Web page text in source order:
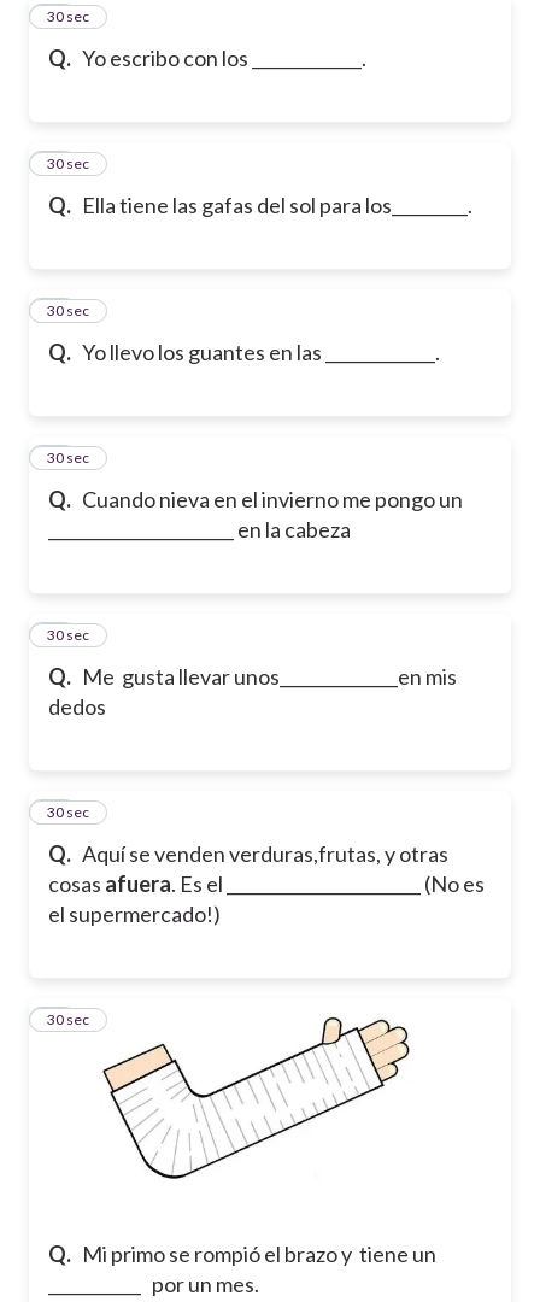
Q. Yo escribo con los _____________.
33
30 sec
Q. Ella tiene las gafas del sol para los_________.
34
30 sec
Q. Yo llevo los guantes en las _____________.
35
30 sec
Q. Cuando nieva en el invierno me pongo un
______________________ en la cabeza
36
30 sec
Q. Me gusta llevar unos______________en mis
dedos
37
30 sec
Q. Aquí se venden verduras,frutas, y otras
cosas afuera. Es el _______________________ (No es
el supermercado!)
38
30 sec
Q. Mi primo se rompió el brazo y tiene un
___________ por un mes.
39
30 sec